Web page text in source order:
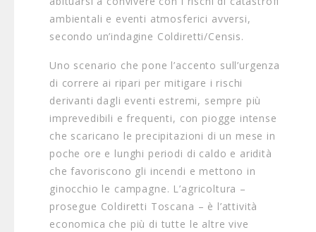
ambientali e eventi atmosferici avversi,
secondo un’indagine Coldiretti/Censis.
Uno scenario che pone l’accento sull’urgenza
di correre ai ripari per mitigare i rischi
derivanti dagli eventi estremi, sempre più
imprevedibili e frequenti, con piogge intense
che scaricano le precipitazioni di un mese in
poche ore e lunghi periodi di caldo e aridità
che favoriscono gli incendi e mettono in
ginocchio le campagne. L’agricoltura –
prosegue Coldiretti Toscana – è l’attività
economica che più di tutte le altre vive